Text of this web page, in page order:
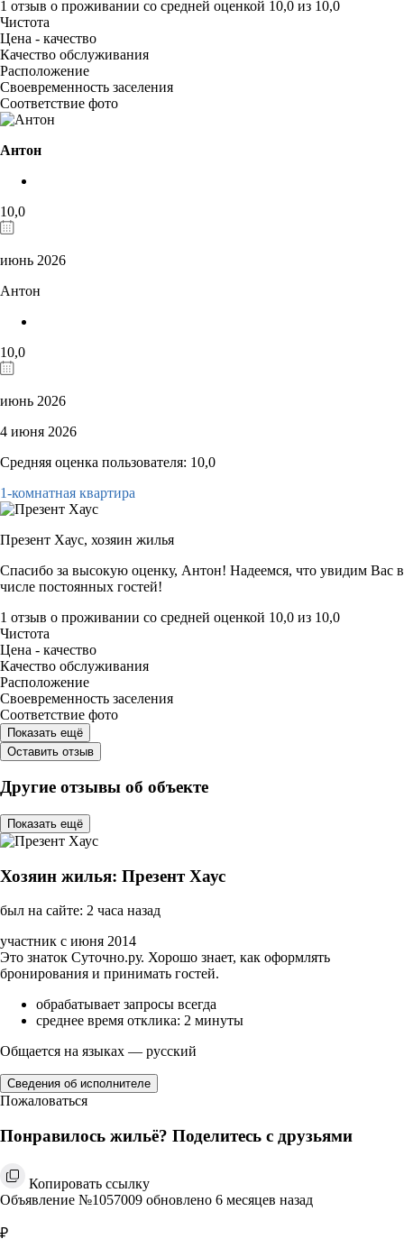
1 отзыв о проживании со средней оценкой 10,0 из 10,0
Чистота
Цена - качество
Качество обслуживания
Расположение
Своевременность заселения
Соответствие фото
Антон
10,0
июнь 2026
Антон
10,0
июнь 2026
4 июня 2026
Средняя оценка пользователя: 10,0
1-комнатная квартира
Презент Хаус, хозяин жилья
Спасибо за высокую оценку, Антон! Надеемся, что увидим Вас в
числе постоянных гостей!
1 отзыв о проживании со средней оценкой 10,0 из 10,0
Чистота
Цена - качество
Качество обслуживания
Расположение
Своевременность заселения
Соответствие фото
Показать ещё
Оставить отзыв
Другие отзывы об объекте
Показать ещё
Хозяин жилья: Презент Хаус
был на сайте: 2 часа назад
участник с июня 2014
Это знаток Суточно.ру. Хорошо знает, как оформлять
бронирования и принимать гостей.
обрабатывает запросы всегда
среднее время отклика: 2 минуты
Общается на языках — русский
Сведения об исполнителе
Пожаловаться
Понравилось жильё? Поделитесь с друзьями
Копировать ссылку
Объявление №1057009 обновлено 6 месяцев назад
₽